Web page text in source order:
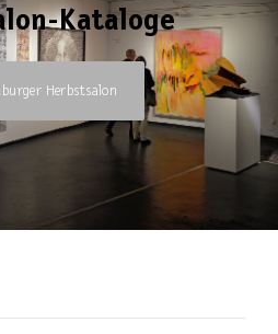
Kataloge
Herbstsalon